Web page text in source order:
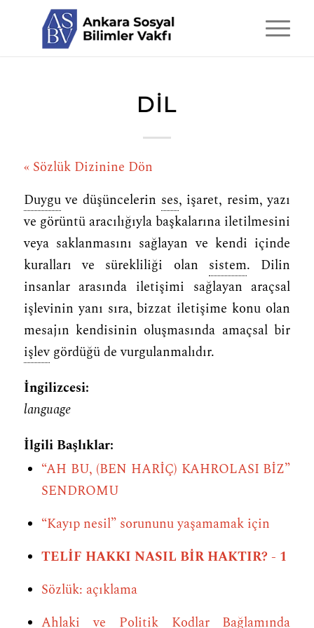
DIL
« Sözlük Dizinine Dön
Duyguve düşüncelerin ses, işaret, resim, yazı
ve görüntü aracılığıyla başkalarına iletilmesini
veya saklanmasını sağlayan ve kendi içinde
kuralları ve sürekliliği olan sistem. Dilin
insanlar arasında iletişimi sağlayan araçsal
işlevinin yanı sıra, bizzat iletişime konu olan
mesajın kendisinin oluşmasında amaçsal bir
işlevgördüğü de vurgulanmalıdır.
İngilizcesi:
language
İlgili Başlıklar:
“AH BU, (BEN HARİÇ) KAHROLASI BİZ”
SENDROMU
“Kayıp nesil” sorununu yaşamamak için
TELİF HAKKI NASIL BİR HAKTIR? - 1
Sözlük: açıklama
Ahlaki ve Politik Kodlar Bağlamında